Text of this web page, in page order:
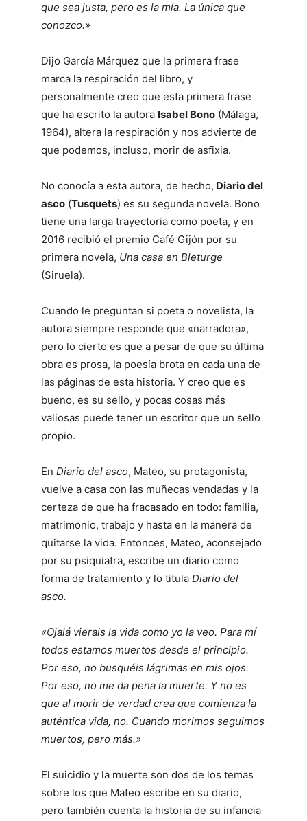
que sea justa, pero es la mía. La única que
conozco.»
Dijo García Márquez que la primera frase
marca la respiración del libro, y
personalmente creo que esta primera frase
que ha escrito la autora Isabel Bono (Málaga,
1964), altera la respiración y nos advierte de
que podemos, incluso, morir de asfixia.
No conocía a esta autora, de hecho, Diario del
asco (Tusquets) es su segunda novela. Bono
tiene una larga trayectoria como poeta, y en
2016 recibió el premio Café Gijón por su
primera novela, Una casa en Bleturge
(Siruela).
Cuando le preguntan si poeta o novelista, la
autora siempre responde que «narradora»,
pero lo cierto es que a pesar de que su última
obra es prosa, la poesía brota en cada una de
las páginas de esta historia. Y creo que es
bueno, es su sello, y pocas cosas más
valiosas puede tener un escritor que un sello
propio.
En Diario del asco, Mateo, su protagonista,
vuelve a casa con las muñecas vendadas y la
certeza de que ha fracasado en todo: familia,
matrimonio, trabajo y hasta en la manera de
quitarse la vida. Entonces, Mateo, aconsejado
por su psiquiatra, escribe un diario como
forma de tratamiento y lo titula Diario del
asco.
«Ojalá vierais la vida como yo la veo. Para mí
todos estamos muertos desde el principio.
Por eso, no busquéis lágrimas en mis ojos.
Por eso, no me da pena la muerte. Y no es
que al morir de verdad crea que comienza la
auténtica vida, no. Cuando morimos seguimos
muertos, pero más.»
El suicidio y la muerte son dos de los temas
sobre los que Mateo escribe en su diario,
pero también cuenta la historia de su infancia